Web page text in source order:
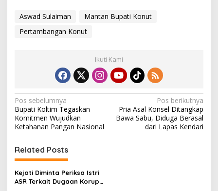
Aswad Sulaiman
Mantan Bupati Konut
Pertambangan Konut
Ikuti Kami
N
a
v
i
g
a
s
Pos sebelumnya
Bupati Koltim Tegaskan
Komitmen Wujudkan
Ketahanan Pangan Nasional
Pos berikutnya
Pria Asal Konsel Ditangkap
Bawa Sabu, Diduga Berasal
dari Lapas Kendari
Related Posts
Kejati Diminta Periksa Istri
ASR Terkait Dugaan Korupsi